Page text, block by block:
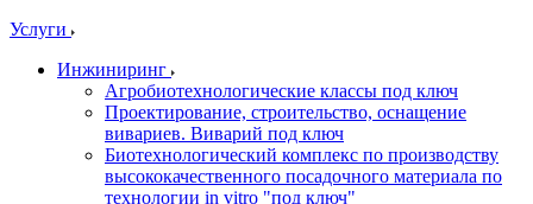
Услуги
Инжиниринг
Агробиотехнологические классы под ключ
Проектирование, строительство, оснащение
вивариев. Виварий под ключ
Биотехнологический комплекс по производству
высококачественного посадочного материала по
технологии in vitro "под ключ"